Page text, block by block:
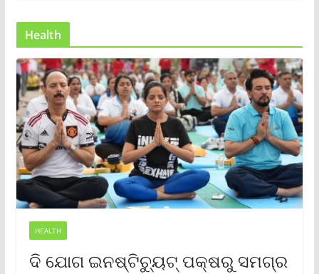
Health
HEALTH
ଦି ଯୋଗ ଇନଷ୍ଟିଚ୍ୟୁଟ୍ ପକ୍ଷରୁ ସମଗ୍ର